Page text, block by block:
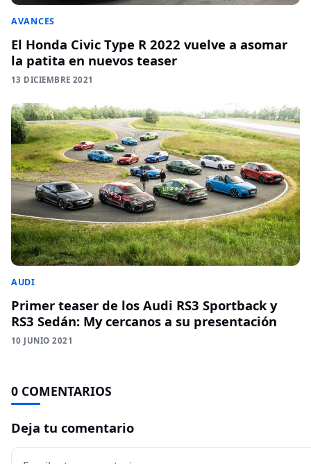
AVANCES
El Honda Civic Type R 2022 vuelve a asomar
la patita en nuevos teaser
13 DICIEMBRE 2021
AUDI
Primer teaser de los Audi RS3 Sportback y
RS3 Sedán: My cercanos a su presentación
10 JUNIO 2021
0 COMENTARIOS
Deja tu comentario
Comentario